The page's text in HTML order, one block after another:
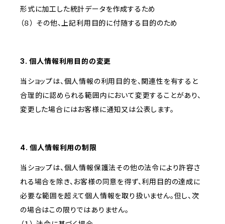
形式に加工した統計データを作成するため
（８） その他、上記利用目的に付随する目的のため
3. 個人情報利用目的の変更
当ショップは、個人情報の利用目的を、関連性を有すると
合理的に認められる範囲内において変更することがあり、
変更した場合にはお客様に通知又は公表します。
4. 個人情報利用の制限
当ショップは、個人情報保護法その他の法令により許容さ
れる場合を除き、お客様の同意を得ず、利用目的の達成に
必要な範囲を超えて個人情報を取り扱いません。但し、次
の場合はこの限りではありません。